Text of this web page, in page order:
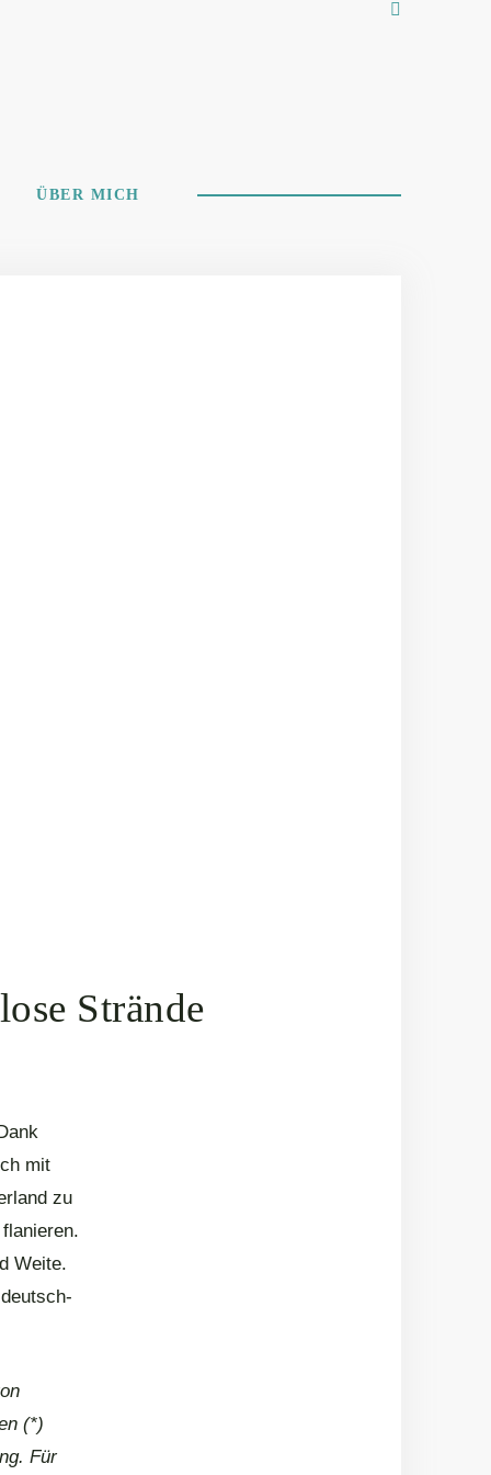
ÜBER MICH
Strände
mit
zu
Weite.
(*)
Für